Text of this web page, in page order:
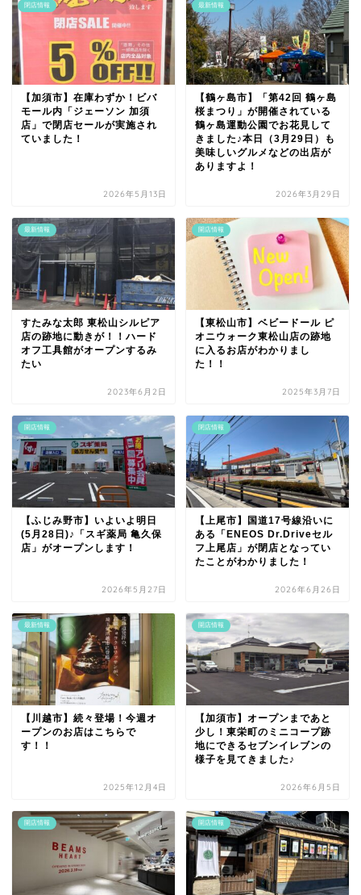
閉店情報
【加須市】在庫わずか！ビバ
モール内「ジェーソン 加須
店」で閉店セールが実施され
ていました！
2026年5月13日
最新情報
【鶴ヶ島市】「第42回 鶴ヶ島
桜まつり」が開催されている
鶴ヶ島運動公園でお花見して
きました♪本日（3月29日）も
美味しいグルメなどの出店が
ありますよ！
2026年3月29日
最新情報
すたみな太郎 東松山シルピア
店の跡地に動きが！！ハード
オフ工具館がオープンするみ
たい
2023年6月2日
開店情報
【東松山市】ベビードール ピ
オニウォーク東松山店の跡地
に入るお店がわかりまし
た！！
2025年3月7日
開店情報
【ふじみ野市】いよいよ明日
(5月28日)♪「スギ薬局 亀久保
店」がオープンします！
2026年5月27日
閉店情報
【上尾市】国道17号線沿いに
ある「ENEOS Dr.Driveセル
フ上尾店」が閉店となってい
たことがわかりました！
2026年6月26日
最新情報
【川越市】続々登場！今週オ
ープンのお店はこちらで
す！！
2025年12月4日
開店情報
【加須市】オープンまであと
少し！東栄町のミニコープ跡
地にできるセブンイレブンの
様子を見てきました♪
2026年6月5日
開店情報 開店情報